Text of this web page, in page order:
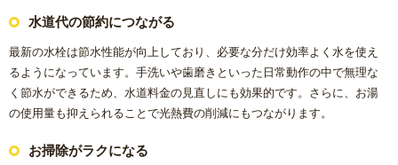
床の張り替え
水道代の節約につながる
最新の水栓は節水性能が向上しており、必要な分だけ効率よく水を使え
るようになっています。手洗いや歯磨きといった日常動作の中で無理な
く節水ができるため、水道料金の見直しにも効果的です。さらに、お湯
の使用量も抑えられることで光熱費の削減にもつながります。
お掃除がラクになる